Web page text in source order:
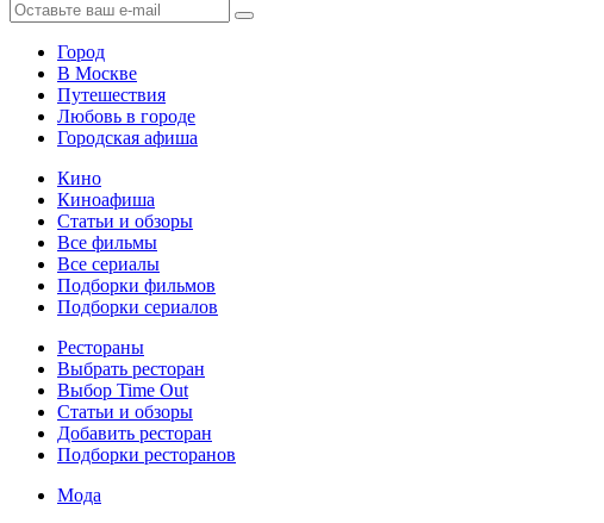
Город
В Москве
Путешествия
Любовь в городе
Городская афиша
Кино
Киноафиша
Статьи и обзоры
Все фильмы
Все сериалы
Подборки фильмов
Подборки сериалов
Рестораны
Выбрать ресторан
Выбор Time Out
Статьи и обзоры
Добавить ресторан
Подборки ресторанов
Мода